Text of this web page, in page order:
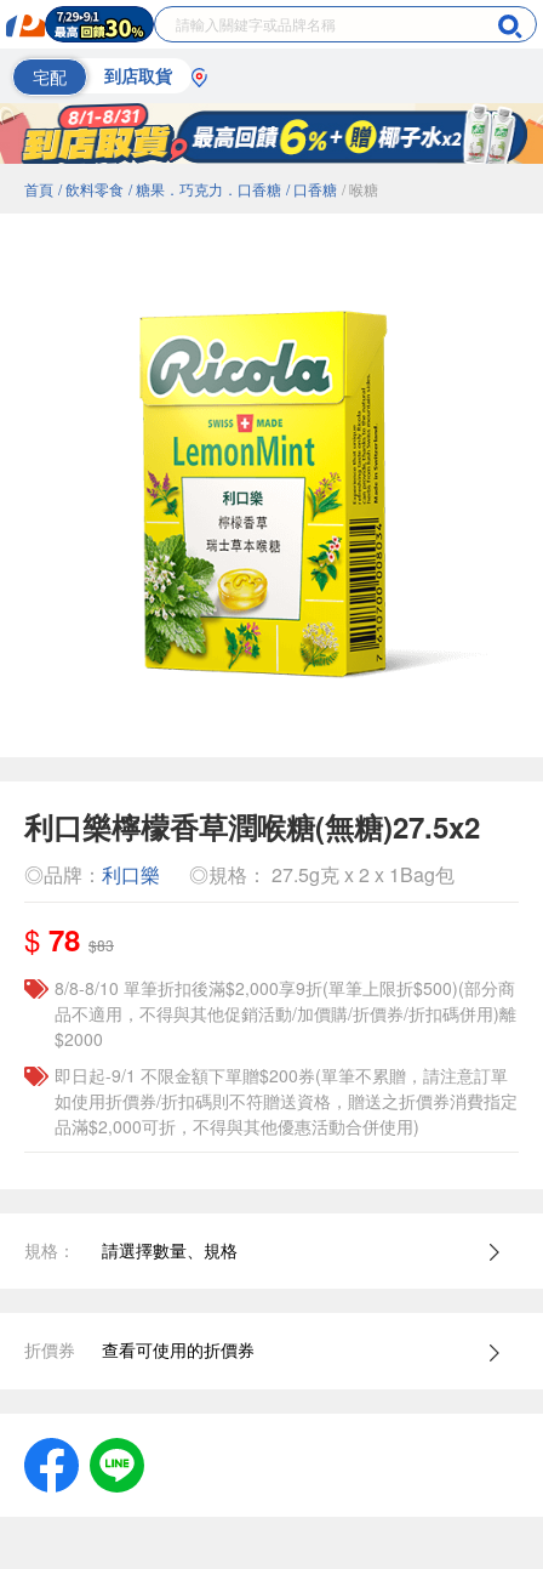
宅配 到店取貨
首頁 / 飲料零食 / 糖果．巧克力．口香糖 / 口香糖 / 喉糖
利口樂檸檬香草潤喉糖(無糖)27.5x2
◎品牌： 利口樂 ◎規格： 27.5g克 x 2 x 1Bag包
$ 78 $83
8/8-8/10 單筆折扣後滿$2,000享9折(單筆上限折$500)(部分商
品不適用，不得與其他促銷活動/加價購/折價券/折扣碼併用)離
$2000
即日起-9/1 不限金額下單贈$200券(單筆不累贈，請注意訂單
如使用折價券/折扣碼則不符贈送資格，贈送之折價券消費指定
品滿$2,000可折，不得與其他優惠活動合併使用)
規格： 請選擇數量、規格
折價券 查看可使用的折價券